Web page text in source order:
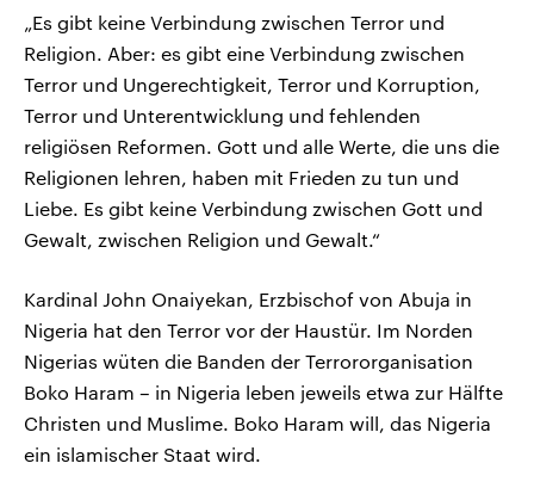
„Es gibt keine Verbindung zwischen Terror und
Religion. Aber: es gibt eine Verbindung zwischen
Terror und Ungerechtigkeit, Terror und Korruption,
Terror und Unterentwicklung und fehlenden
religiösen Reformen. Gott und alle Werte, die uns die
Religionen lehren, haben mit Frieden zu tun und
Liebe. Es gibt keine Verbindung zwischen Gott und
Gewalt, zwischen Religion und Gewalt.“
Kardinal John Onaiyekan, Erzbischof von Abuja in
Nigeria hat den Terror vor der Haustür. Im Norden
Nigerias wüten die Banden der Terrororganisation
Boko Haram – in Nigeria leben jeweils etwa zur Hälfte
Christen und Muslime. Boko Haram will, das Nigeria
ein islamischer Staat wird.